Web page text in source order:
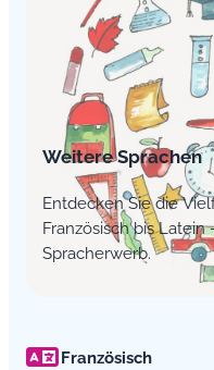
Weitere Sprachen
Entdecken Sie die
Französisch bis
Spracherwerb.
Französisch